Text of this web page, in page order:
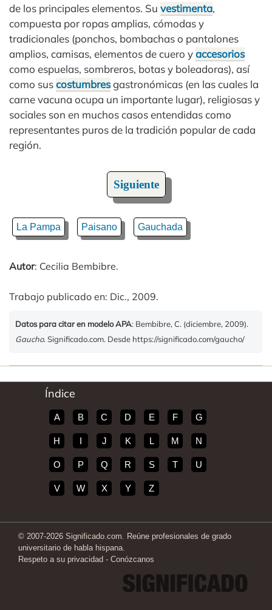
de los principales elementos. Su vestimenta,
compuesta por ropas amplias, cómodas y
tradicionales (ponchos, bombachas o pantalones
amplios, camisas, elementos de cuero yaccesorios
como espuelas, sombreros, botas y boleadoras), así
como suscostumbresgastronómicas (en las cuales la
carne vacuna ocupa un importante lugar), religiosas y
sociales son en muchos casos entendidas como
representantes puros de la tradición popular de cada
región.
Siguiente
La Pampa Paisano Gauchada
Autor: Cecilia Bembibre.
Trabajo publicado en: Dic., 2009.
Datos para citar en modelo APA: Bembibre, C. (diciembre, 2009).
Gaucho. Significado.com. Desde https://significado.com/gaucho/
Índice
A B C D E F G
H I J K L M N
O P Q R S T U
V W X Y Z
© 2007-2026 Significado.com. Reúne profesionales de grado
universitario de habla hispana.
Respeto a su privacidad - Conózcanos